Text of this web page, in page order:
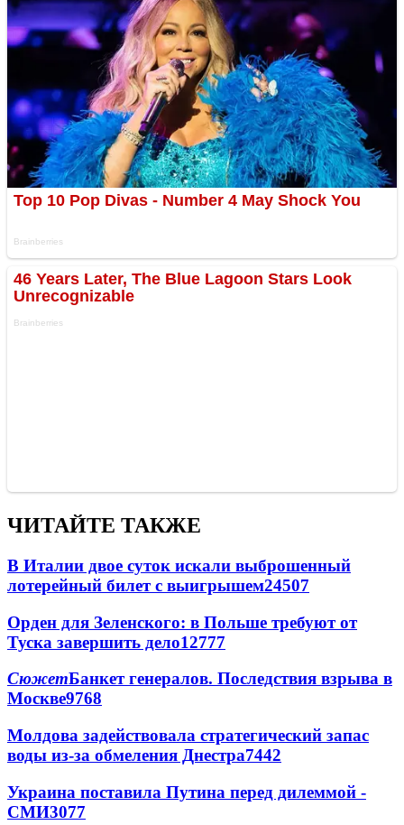
ЧИТАЙТЕ ТАКЖЕ
В Италии двое суток искали выброшенный
лотерейный билет с выигрышем24507
Орден для Зеленского: в Польше требуют от
Туска завершить дело12777
СюжетБанкет генералов. Последствия взрыва в
Москве9768
Молдова задействовала стратегический запас
воды из-за обмеления Днестра7442
Украина поставила Путина перед дилеммой -
СМИ3077